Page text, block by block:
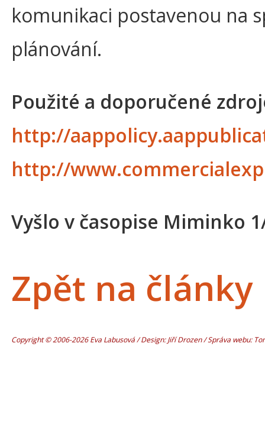
komunikaci postavenou na
plánování.
Použité a doporučené
http://
http://
Vyšlo v časopise Miminko
Zpět na články
Copyright © 2006-2026 Eva Labusová / Design: Jiří Drozen / Správa webu: